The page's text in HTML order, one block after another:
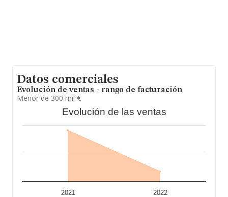
Datos comerciales
Evolución de ventas - rango de facturación
Menor de 300 mil €
Evolución de las ventas
2021 2022